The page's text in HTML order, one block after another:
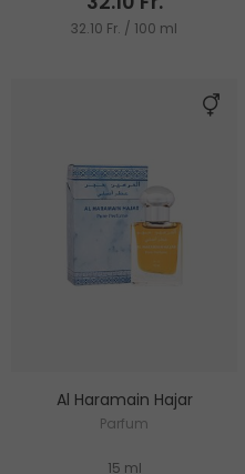
32.10 Fr. / 100 ml
Al Haramain Hajar
Parfum
15 ml